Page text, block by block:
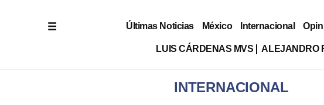
Últimas Noticias México Internacional
LUIS CÁRDENAS MVS ALEJANDRO
INTERNACIONAL